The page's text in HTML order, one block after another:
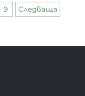
9 Следваща